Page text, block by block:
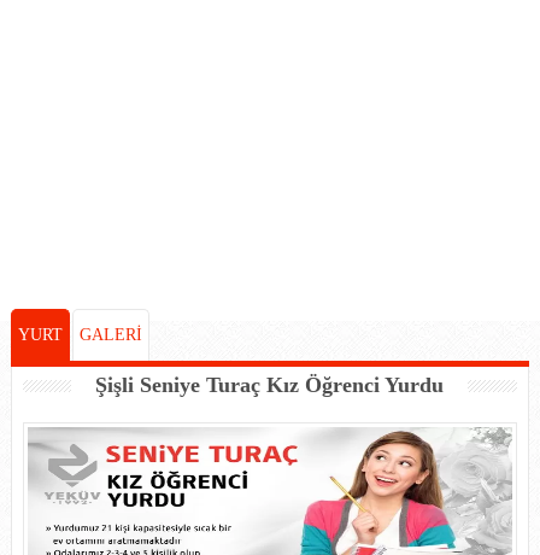
YURT GALERİ
Şişli Seniye Turaç Kız Öğrenci Yurdu